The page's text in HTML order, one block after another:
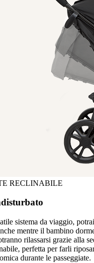
RECLINABILE
sistema da viaggio,
mentre il bambino
rilassarsi grazie alla
perfetta per farli
durante le passeggiate.